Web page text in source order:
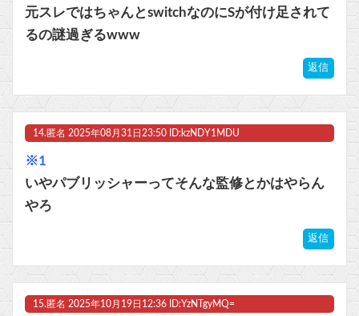
元スレではちゃんとswitchなのにSが付け足されて
るの謎過ぎるwww
返信
14. 匿名 2025年08月31日23:50 ID:kzNDY1MDU
※1
いやパブリッシャーってそんな監修とかはやらん
やろ
返信
15. 匿名 2025年10月19日12:36 ID:YzNTgyMQ=